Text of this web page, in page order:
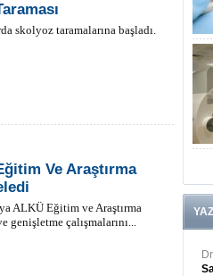
skolyoz taramalarına başladı.
Ve Araştırma
ALKÜ Eğitim ve Araştırma
çalışmalarını...